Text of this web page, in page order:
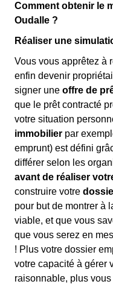
Comment obtenir le
Oudalle ?
Réaliser une
Vous vous apprêtez à
enfin devenir
signer une offre de
que le prêt contracté
votre situation
immobilier par
emprunt) est défini
différer selon les
avant de réaliser
construire votre
pour but de montrer à
viable, et que vous
que vous serez en
! Plus votre dossier
votre capacité à gérer
raisonnable, plus